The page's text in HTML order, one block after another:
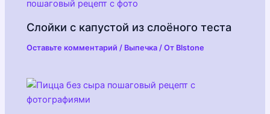
Слойки с капустой из слоёного теста
Оставьте комментарий / Выпечка / От Blstone